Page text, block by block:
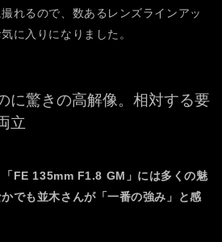
れるので、数あるレンズラインアッ
に入りになりました。
に驚きの高解像。 相対する要
立
FE 135mm F1.8 GM」には多くの魅
でも並木さんが「一番の強み」と感